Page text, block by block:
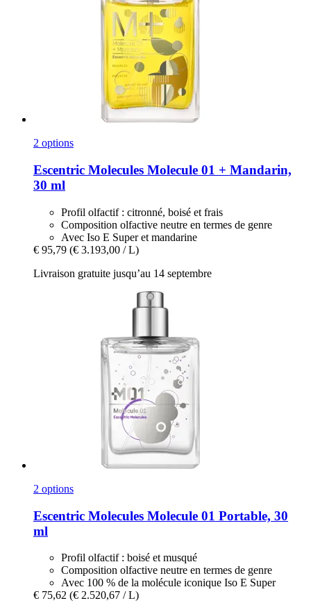
2 options
Escentric Molecules Molecule 01 + Mandarin,
30 ml
Profil olfactif : citronné, boisé et frais
Composition olfactive neutre en termes de genre
Avec Iso E Super et mandarine
€ 95,79 (€ 3.193,00 / L)
Livraison gratuite jusqu’au 14 septembre
2 options
Escentric Molecules Molecule 01 Portable, 30
ml
Profil olfactif : boisé et musqué
Composition olfactive neutre en termes de genre
Avec 100 % de la molécule iconique Iso E Super
€ 75,62 (€ 2.520,67 / L)